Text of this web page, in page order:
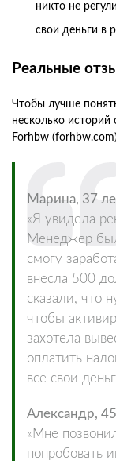
никто не
свои деньги в
Реальные
Чтобы лучше
несколько
Forhbw
Марина, 37
«Я увидела
Менеджер
смогу
внесла 500
сказали, что
чтобы
захотела
оплатить
все свои
Александр,
«Мне
попробовать